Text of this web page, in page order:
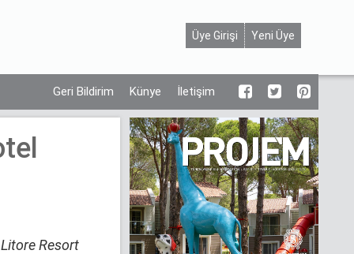
Üye Girişi Yeni Üye
İletişim
Künye
Geri Bildirim
Resort